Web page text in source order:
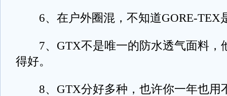
6、在户外圈混，不知道GORE-TEX
7、GTX不是唯一的防水透气面料，
得好。
8、GTX分好多种，也许你一年也用